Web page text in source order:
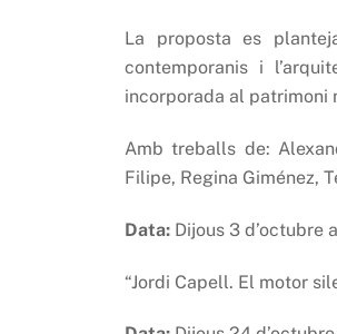
La proposta es
contemporanis i
incorporada al patrimoni
Amb treballs de:
Filipe, Regina Giménez,
Data: Dijous 3 d’octubre
“Jordi Capell. El motor